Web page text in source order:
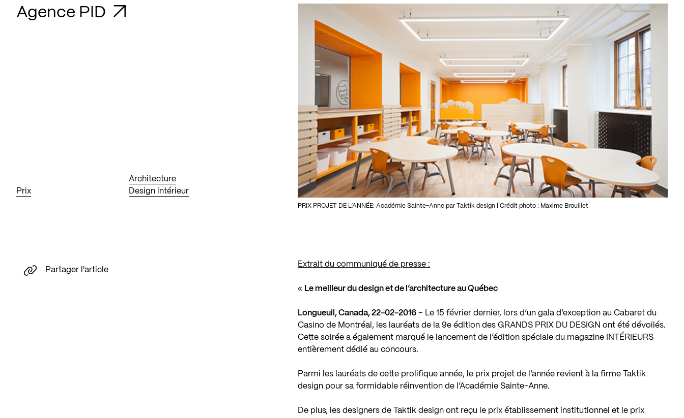
Agence PID
Prix
Architecture
Design intérieur
PRIX PROJET DE L’ANNÉE: Académie Sainte-Anne par Taktik design | Crédit photo : Maxime Brouillet
Extrait du communiqué de presse :
« Le meilleur du design et de l’architecture au Québec
Longueuil, Canada, 22-02-2016 – Le 15 février dernier, lors d’un gala d’exception au Cabaret du
Casino de Montréal, les lauréats de la 9e édition des GRANDS PRIX DU DESIGN ont été dévoilés.
Cette soirée a également marqué le lancement de l’édition spéciale du magazine INTÉRIEURS
entièrement dédié au concours.
Parmi les lauréats de cette prolifique année, le prix projet de l’année revient à la firme Taktik
design pour sa formidable réinvention de l’Académie Sainte-Anne.
De plus, les designers de Taktik design ont reçu le prix établissement institutionnel et le prix
Partager l'article